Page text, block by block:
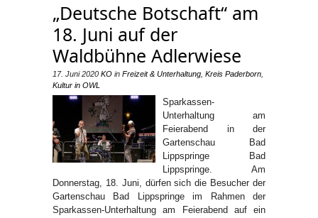
„Deutsche Botschaft“ am
18. Juni auf der
Waldbühne Adlerwiese
17. Juni 2020 KO in Freizeit & Unterhaltung Kreis Paderborn
Kultur in OWL
Sparkassen-
Unterhaltung am
Feierabend in der
Gartenschau Bad
Lippspringe Bad
Lippspringe. Am
Donnerstag, 18. Juni, dürfen sich die Besucher der
Gartenschau Bad Lippspringe im Rahmen der
Sparkassen-Unterhaltung am Feierabend auf ein